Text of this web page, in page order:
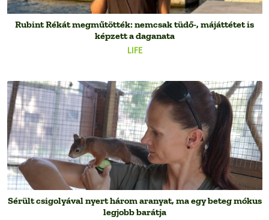
LIFE
Rubint Rékát megműtötték: nemcsak tüdő-, májáttétet is
képzett a daganata
Sérült csigolyával nyert három aranyat, ma egy beteg mókus
legjobb barátja